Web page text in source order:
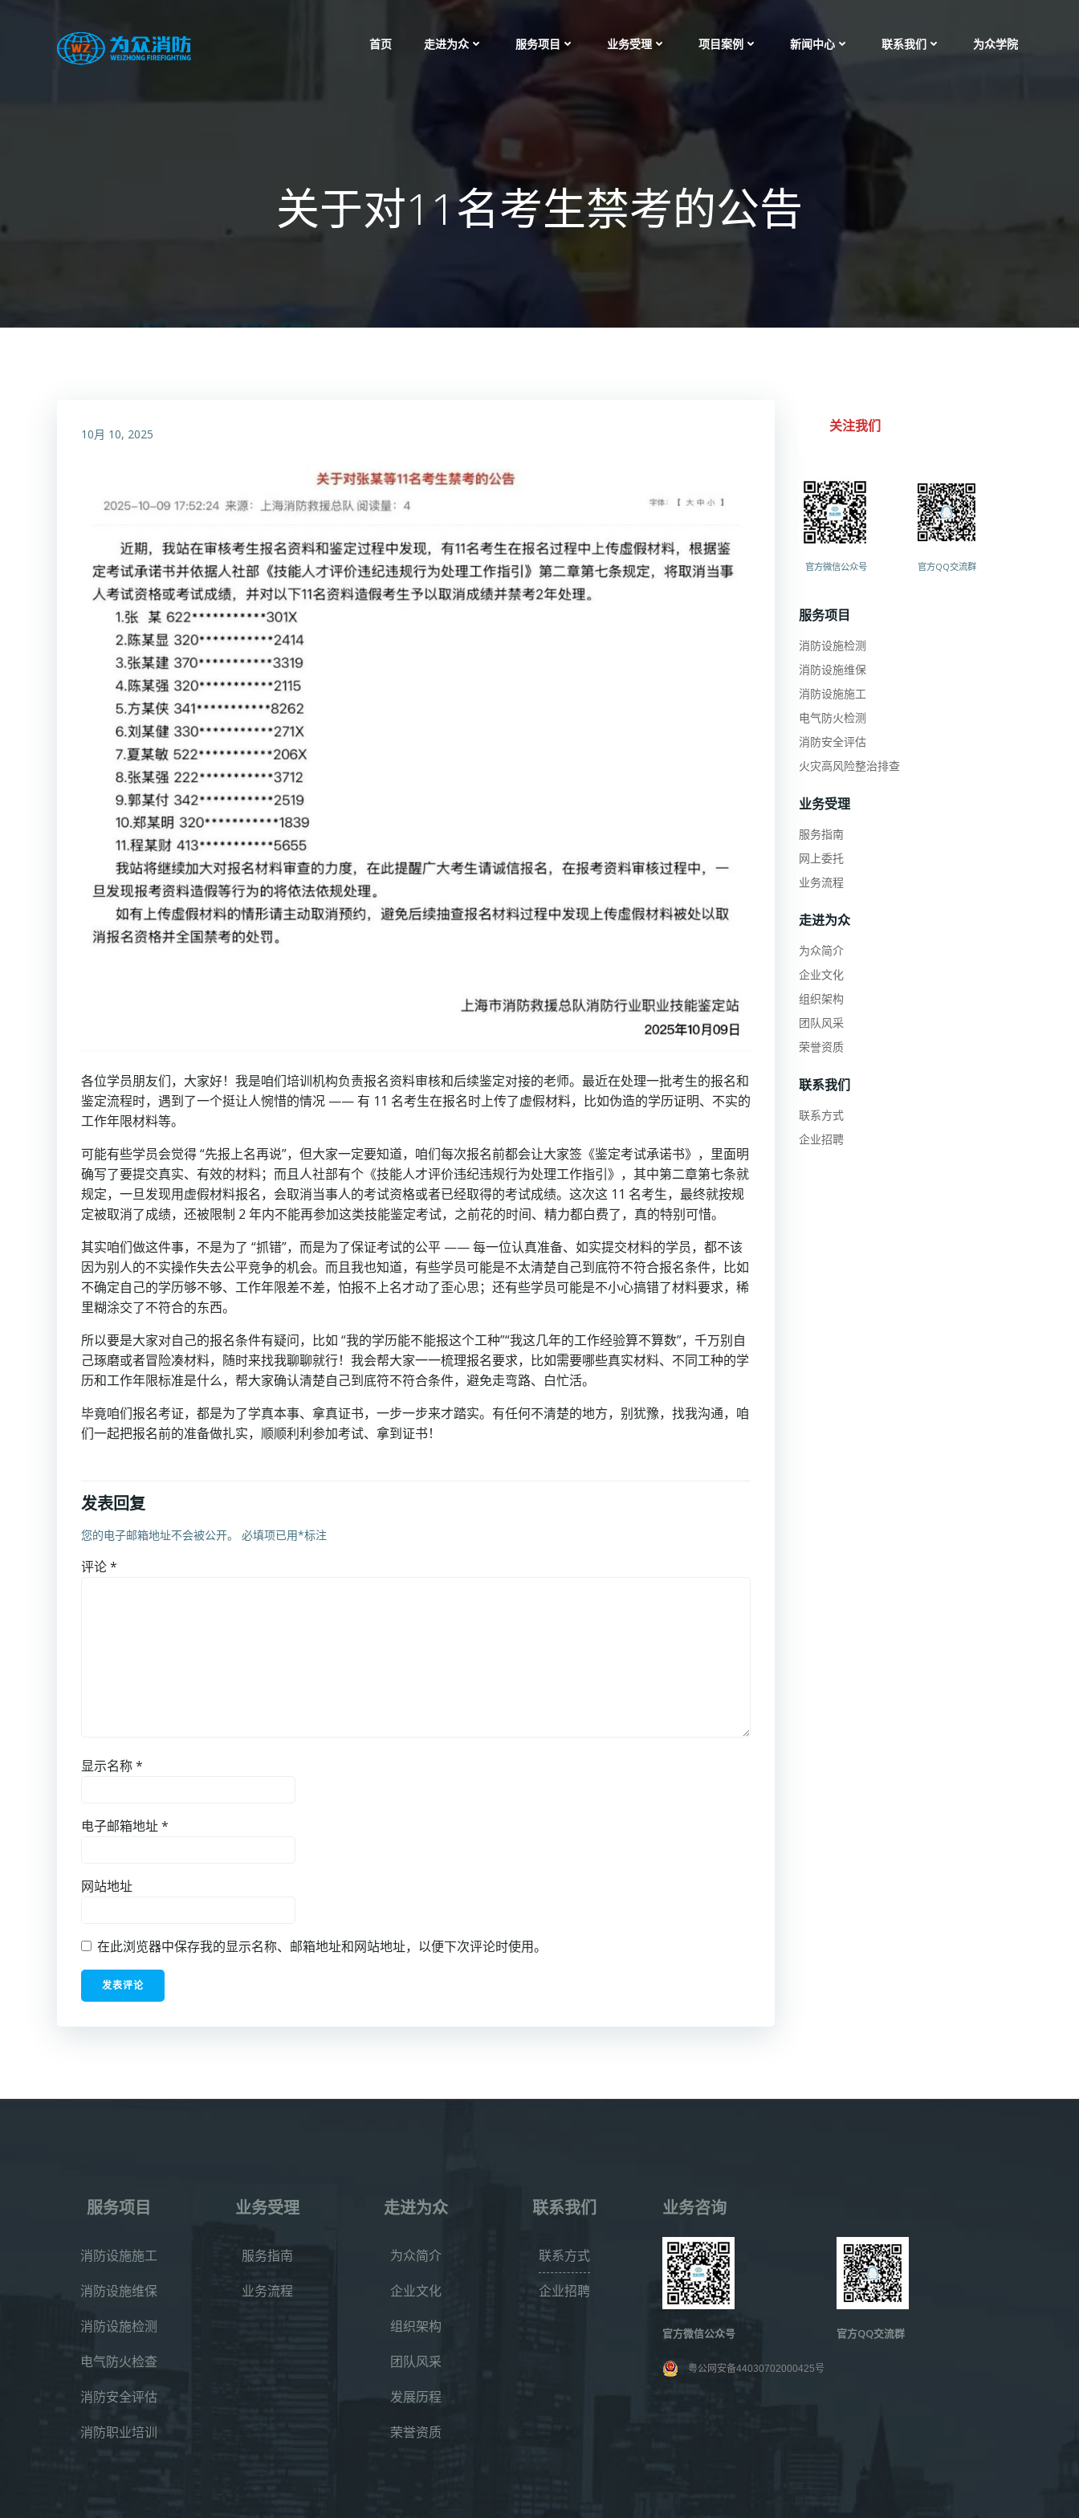
首页 走进为众 服务项目 业务受理 项目案例 新闻中心 联系我们 为众学院
关于对11名考生禁考的公告
10月 10, 2025
各位学员朋友们，大家好！我是咱们培训机构负责报名资料审核和后续鉴定对接的老师。最近在处理一批考生的报名和
鉴定流程时，遇到了一个挺让人惋惜的情况 —— 有 11 名考生在报名时上传了虚假材料，比如伪造的学历证明、不实的
工作年限材料等。
可能有些学员会觉得 “先报上名再说”，但大家一定要知道，咱们每次报名前都会让大家签《鉴定考试承诺书》，里面明
确写了要提交真实、有效的材料；而且人社部有个《技能人才评价违纪违规行为处理工作指引》，其中第二章第七条就
规定，一旦发现用虚假材料报名，会取消当事人的考试资格或者已经取得的考试成绩。这次这 11 名考生，最终就按规
定被取消了成绩，还被限制 2 年内不能再参加这类技能鉴定考试，之前花的时间、精力都白费了，真的特别可惜。
其实咱们做这件事，不是为了 “抓错”，而是为了保证考试的公平 —— 每一位认真准备、如实提交材料的学员，都不该
因为别人的不实操作失去公平竞争的机会。而且我也知道，有些学员可能是不太清楚自己到底符不符合报名条件，比如
不确定自己的学历够不够、工作年限差不差，怕报不上名才动了歪心思；还有些学员可能是不小心搞错了材料要求，稀
里糊涂交了不符合的东西。
所以要是大家对自己的报名条件有疑问，比如 “我的学历能不能报这个工种”“我这几年的工作经验算不算数”，千万别自
己琢磨或者冒险凑材料，随时来找我聊聊就行！我会帮大家一一梳理报名要求，比如需要哪些真实材料、不同工种的学
历和工作年限标准是什么，帮大家确认清楚自己到底符不符合条件，避免走弯路、白忙活。
毕竟咱们报名考证，都是为了学真本事、拿真证书，一步一步来才踏实。有任何不清楚的地方，别犹豫，找我沟通，咱
们一起把报名前的准备做扎实，顺顺利利参加考试、拿到证书！
发表回复
您的电子邮箱地址不会被公开。 必填项已用*标注
评论*
显示名称*
电子邮箱地址*
网站地址
在此浏览器中保存我的显示名称、邮箱地址和网站地址，以便下次评论时使用。
关注我们
官方微信公众号 官方QQ交流群
服务项目
消防设施检测
消防设施维保
消防设施施工
电气防火检测
消防安全评估
火灾高风险整治排查
业务受理
服务指南
网上委托
业务流程
走进为众
为众简介
企业文化
组织架构
团队风采
荣誉资质
联系我们
联系方式
企业招聘
服务项目
消防设施施工
消防设施维保
消防设施检测
电气防火检查
消防安全评估
消防职业培训
业务受理
服务指南
业务流程
走进为众
为众简介
企业文化
组织架构
团队风采
发展历程
荣誉资质
联系我们
联系方式
企业招聘
业务咨询
官方微信公众号 官方QQ交流群
粤公网安备44030702000425号